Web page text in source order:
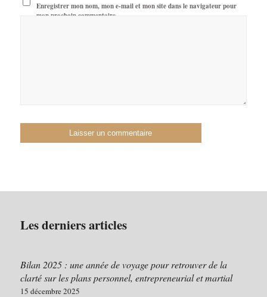
Enregistrer mon nom, mon e-mail et mon site dans le navigateur pour
mon prochain commentaire.
Les derniers articles
Bilan 2025 : une année de voyage pour retrouver de la
clarté sur les plans personnel, entrepreneurial et martial
15 décembre 2025